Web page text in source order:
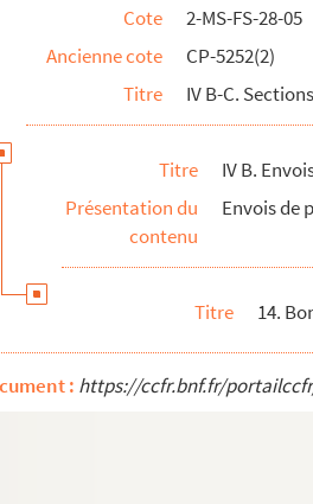
capitaine, de la section de
commissaire de la section de
registre des procès-verbaux de
président du comité de la section de
président de la section de Bonne
registre des délibérations de
Cote
2-MS-FS-28-05
Ancienne cote
CP-5252(2)
Titre
IV B-C.
Titre
IV B.
Présentation du
contenu
Envois de
Titre 14.
: https://ccfr.bnf.fr/